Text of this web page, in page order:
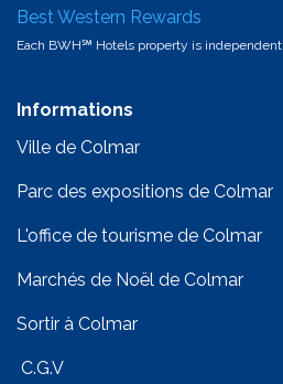
Best Western Rewards
Each BWH℠ Hotels property is
Informations
Ville de Colmar
Parc des expositions de Colmar
L'office de tourisme de Colmar
Marchés de Noël de Colmar
Sortir à Colmar
C.G.V